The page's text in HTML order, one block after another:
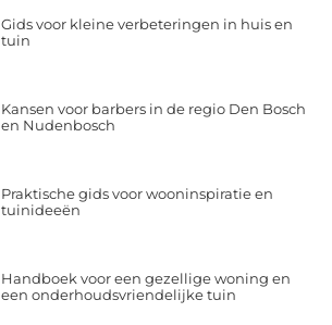
Gids voor kleine verbeteringen in huis en
tuin
Kansen voor barbers in de regio Den Bosch
en Nudenbosch
Praktische gids voor wooninspiratie en
tuinideeën
Handboek voor een gezellige woning en
een onderhoudsvriendelijke tuin